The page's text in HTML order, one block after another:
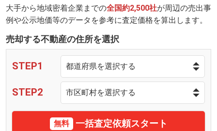
大手から地域密着企業までの全国約2,500社が周辺の売出事
例や公示地価等のデータを参考に査定価格を算出します。
売却する不動産の住所を選択
STEP1
STEP2
無料 一括査定依頼スタート